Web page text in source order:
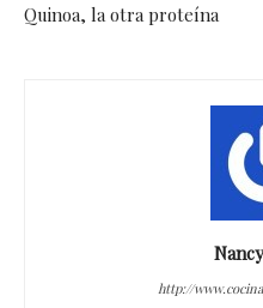
Quinoa, la otra proteína
http://